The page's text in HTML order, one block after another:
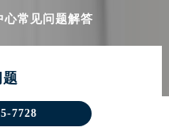
心常见问题解答
7728